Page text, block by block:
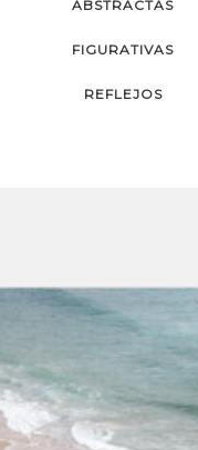
ABSTRACTAS
FIGURATIVAS
REFLEJOS